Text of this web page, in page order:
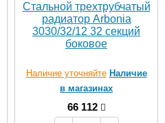
Стальной трехтрубчатый
радиатор Arbonia
3030/32/12 32 секций
боковое
Наличие уточняйте Наличие
в магазинах
66 112